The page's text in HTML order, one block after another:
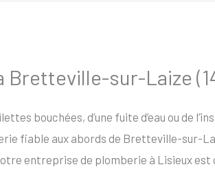
Bretteville-sur-Laize
bouchées, d’une fuite d’eau ou de
fiable aux abords de Bretteville-sur-
entreprise de plomberie à Lisieux est